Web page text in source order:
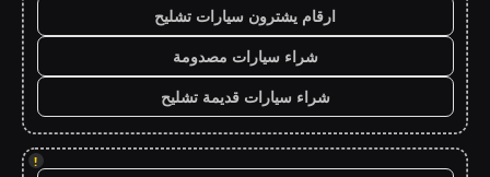
ارقام يشترون سيارات تشليح
شراء سيارات مصدومة
شراء سيارات قديمة تشليح
!